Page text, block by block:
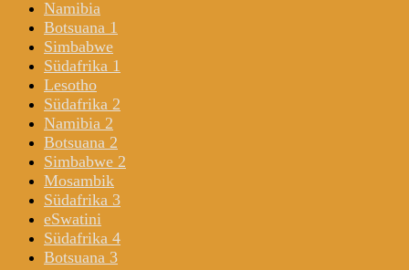
Namibia
Botsuana 1
Simbabwe
Südafrika 1
Lesotho
Südafrika 2
Namibia 2
Botsuana 2
Simbabwe 2
Mosambik
Südafrika 3
eSwatini
Südafrika 4
Botsuana 3